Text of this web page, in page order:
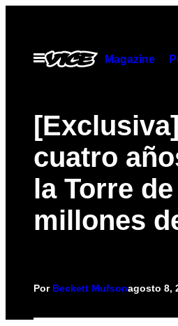
contenido
Abrir
Menú
Magazine
cuatro
la Torre
millones
Por Beckett Mufsonagosto 8,